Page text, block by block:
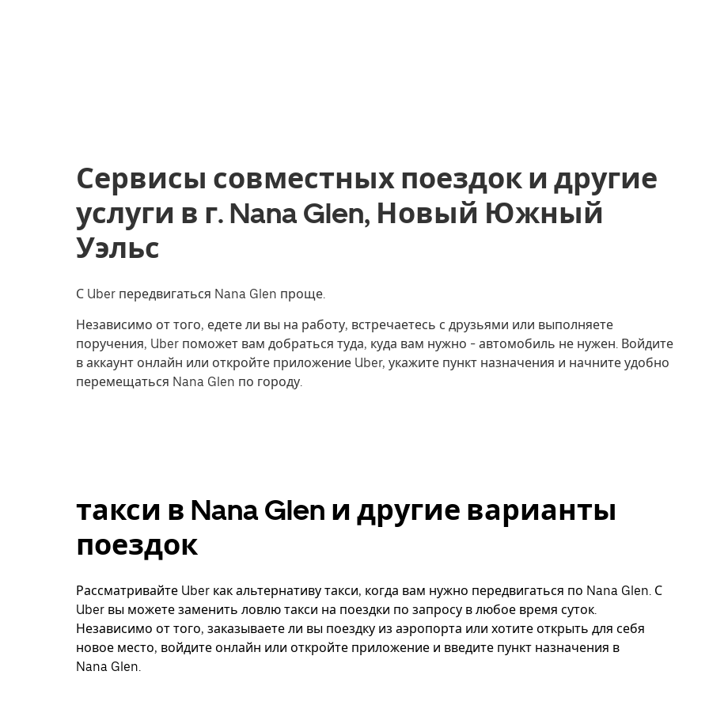
Сервисы совместных поездок и другие
услуги в г. Nana Glen, Новый Южный
Уэльс
С Uber передвигаться Nana Glen проще.
Независимо от того, едете ли вы на работу, встречаетесь с друзьями или выполняете
поручения, Uber поможет вам добраться туда, куда вам нужно - автомобиль не нужен. Войдите
в аккаунт онлайн или откройте приложение Uber, укажите пункт назначения и начните удобно
перемещаться Nana Glen по городу.
такси в Nana Glen и другие варианты
поездок
Рассматривайте Uber как альтернативу такси, когда вам нужно передвигаться по Nana Glen. С
Uber вы можете заменить ловлю такси на поездки по запросу в любое время суток.
Независимо от того, заказываете ли вы поездку из аэропорта или хотите открыть для себя
новое место, войдите онлайн или откройте приложение и введите пункт назначения в
Nana Glen.